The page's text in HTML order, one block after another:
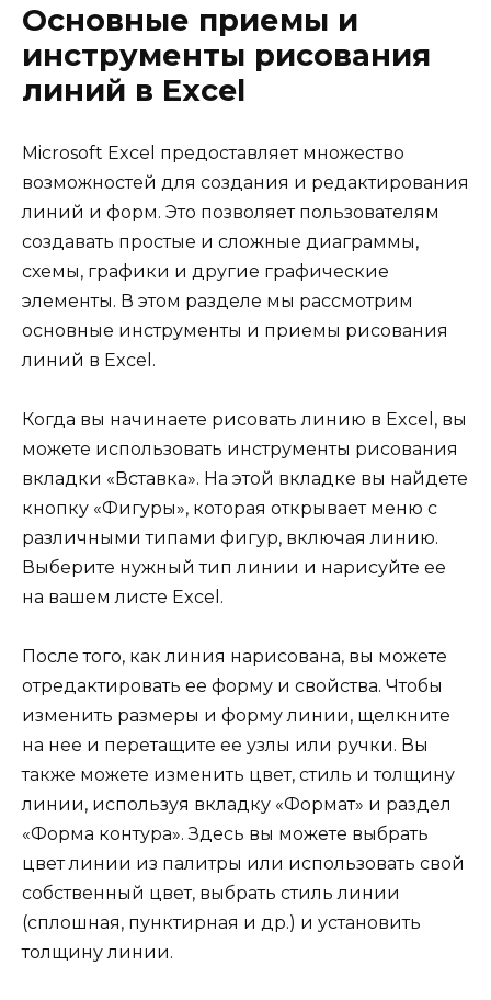
Основные приемы и
инструменты рисования
линий в Excel
Microsoft Excel предоставляет множество
возможностей для создания и редактирования
линий и форм. Это позволяет пользователям
создавать простые и сложные диаграммы,
схемы, графики и другие графические
элементы. В этом разделе мы рассмотрим
основные инструменты и приемы рисования
линий в Excel.
Когда вы начинаете рисовать линию в Excel, вы
можете использовать инструменты рисования
вкладки «Вставка». На этой вкладке вы найдете
кнопку «Фигуры», которая открывает меню с
различными типами фигур, включая линию.
Выберите нужный тип линии и нарисуйте ее
на вашем листе Excel.
После того, как линия нарисована, вы можете
отредактировать ее форму и свойства. Чтобы
изменить размеры и форму линии, щелкните
на нее и перетащите ее узлы или ручки. Вы
также можете изменить цвет, стиль и толщину
линии, используя вкладку «Формат» и раздел
«Форма контура». Здесь вы можете выбрать
цвет линии из палитры или использовать свой
собственный цвет, выбрать стиль линии
(сплошная, пунктирная и др.) и установить
толщину линии.